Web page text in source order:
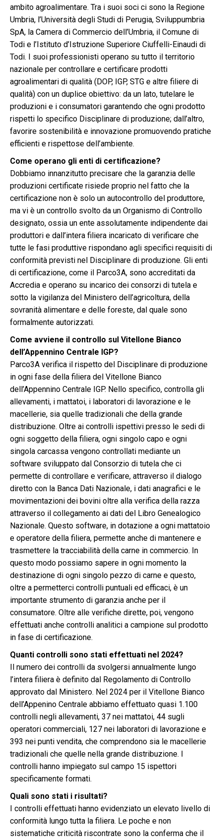
ambito agroalimentare. Tra i suoi soci ci sono la Regione
Umbria, l’Università degli Studi di Perugia, Sviluppumbria
SpA, la Camera di Commercio dell’Umbria, il Comune di
Todi e l’Istituto d’Istruzione Superiore Ciuffelli-Einaudi di
Todi. I suoi professionisti operano su tutto il territorio
nazionale per controllare e certificare prodotti
agroalimentari di qualità (DOP, IGP, STG e altre filiere di
qualità) con un duplice obiettivo: da un lato, tutelare le
produzioni e i consumatori garantendo che ogni prodotto
rispetti lo specifico Disciplinare di produzione; dall’altro,
favorire sostenibilità e innovazione promuovendo pratiche
efficienti e rispettose dell’ambiente.
Come operano gli enti di certificazione?
Dobbiamo innanzitutto precisare che la garanzia delle
produzioni certificate risiede proprio nel fatto che la
certificazione non è solo un autocontrollo del produttore,
ma vi è un controllo svolto da un Organismo di Controllo
designato, ossia un ente assolutamente indipendente dai
produttori e dall’intera filiera incaricato di verificare che
tutte le fasi produttive rispondano agli specifici requisiti di
conformità previsti nel Disciplinare di produzione. Gli enti
di certificazione, come il Parco3A, sono accreditati da
Accredia e operano su incarico dei consorzi di tutela e
sotto la vigilanza del Ministero dell’agricoltura, della
sovranità alimentare e delle foreste, dal quale sono
formalmente autorizzati.
Come avviene il controllo sul Vitellone Bianco
dell’Appennino Centrale IGP?
Parco3A verifica il rispetto del Disciplinare di produzione
in ogni fase della filiera del Vitellone Bianco
dell’Appennino Centrale IGP. Nello specifico, controlla gli
allevamenti, i mattatoi, i laboratori di lavorazione e le
macellerie, sia quelle tradizionali che della grande
distribuzione. Oltre ai controlli ispettivi presso le sedi di
ogni soggetto della filiera, ogni singolo capo e ogni
singola carcassa vengono controllati mediante un
software sviluppato dal Consorzio di tutela che ci
permette di controllare e verificare, attraverso il dialogo
diretto con la Banca Dati Nazionale, i dati anagrafici e le
movimentazioni dei bovini oltre alla verifica della razza
attraverso il collegamento ai dati del Libro Genealogico
Nazionale. Questo software, in dotazione a ogni mattatoio
e operatore della filiera, permette anche di mantenere e
trasmettere la tracciabilità della carne in commercio. In
questo modo possiamo sapere in ogni momento la
destinazione di ogni singolo pezzo di carne e questo,
oltre a permetterci controlli puntuali ed efficaci, è un
importante strumento di garanzia anche per il
consumatore. Oltre alle verifiche dirette, poi, vengono
effettuati anche controlli analitici a campione sul prodotto
in fase di certificazione.
Quanti controlli sono stati effettuati nel 2024?
Il numero dei controlli da svolgersi annualmente lungo
l’intera filiera è definito dal Regolamento di Controllo
approvato dal Ministero. Nel 2024 per il Vitellone Bianco
dell’Appenino Centrale abbiamo effettuato quasi 1.100
controlli negli allevamenti, 37 nei mattatoi, 44 sugli
operatori commerciali, 127 nei laboratori di lavorazione e
393 nei punti vendita, che comprendono sia le macellerie
tradizionali che quelle nella grande distribuzione. I
controlli hanno impiegato sul campo 15 ispettori
specificamente formati.
Quali sono stati i risultati?
I controlli effettuati hanno evidenziato un elevato livello di
conformità lungo tutta la filiera. Le poche e non
sistematiche criticità riscontrate sono la conferma che il